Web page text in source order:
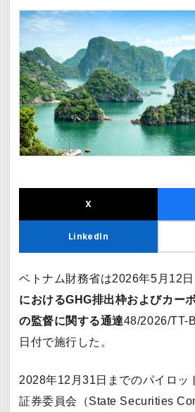
X
LinkedIn
ベトナム財務省は2026年5月12日
におけるGHG排出枠およびカー
の監督に関する通達48/2026/TT-
日付で施行した。
2028年12月31日までのパイロッ
証券委員会（State Securities